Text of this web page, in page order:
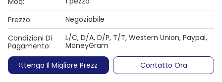
Prezzo:
Negoziabile
Condizioni Di
Pagamento:
L/C, D/A, D/P, T/T, Western Union, Paypal,
MoneyGram
Ottenga Il Migliore Prezzo
Contatto Ora